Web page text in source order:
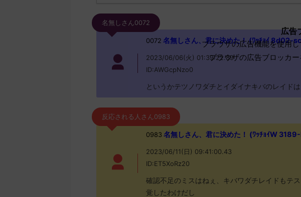
名無しさん0072
0072 名無しさん、君に決めた！ (ﾜｯﾁｮｲ 8d02-
2023/06/06(火) 01:39:22.89
ID:AWGcpNzo0
というかテツノワダチとイダイナキバのレイド
反応される人さん0983
0983 名無しさん、君に決めた！ (ﾜｯﾁｮｲW
2023/06/11(日) 09:41:00.43
ID:ET5XoRz20
確認不足のミスはねぇ、キバワダチレイドもテ
覚したわけだし
広告
ブラウザの広告機能を使用
ブラウザの広告ブロッカ